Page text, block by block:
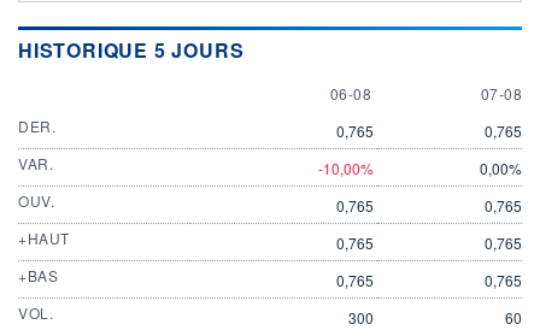
HISTORIQUE 5 JOURS
6 AUGUST
06-08 7
07-08
DER.
0,765
0,765
VAR.
-10,00%
0,00%
OUV.
0,765
0,765
+HAUT
0,765
0,765
+BAS
0,765
0,765
VOL.
300 60